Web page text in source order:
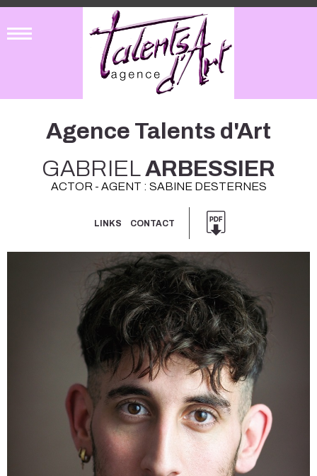
Agence Talents d'Art
GABRIELARBESSIER
ACTOR - AGENT : SABINE DESTERNES
LINKS CONTACT